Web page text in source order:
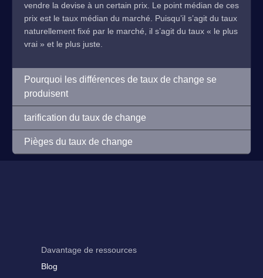
vendre la devise à un certain prix. Le point médian de ces
prix est le taux médian du marché. Puisqu’il s’agit du taux
naturellement fixé par le marché, il s’agit du taux « le plus
vrai » et le plus juste.
Pourquoi les différences de taux de change se
produisent
tarification du taux de change
Pièges du taux de change
Davantage de ressources
Blog